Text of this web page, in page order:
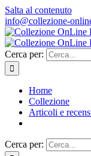
Salta al contenuto
info@collezione-
Cerca per:
Home
Collezione
Articoli e
Cerca per: